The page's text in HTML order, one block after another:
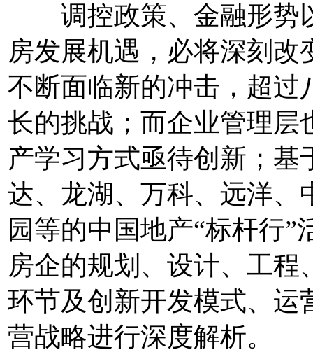
调控政策、金融形势
房发展机遇，必将深刻
不断面临新的冲击，超过
长的挑战；而企业管理层
产学习方式亟待创新；
达、龙湖、万科、远洋、
园等的中国地产“标杆行”
房企的规划、设计、工
环节及创新开发模式、运
营战略进行深度解析。